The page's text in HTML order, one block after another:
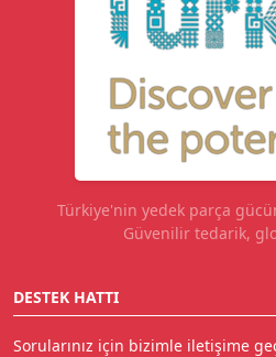
Türkiye'nin yedek parça
Güvenilir tedarik,
DESTEK HATTI
Sorularınız için bizimle iletişime